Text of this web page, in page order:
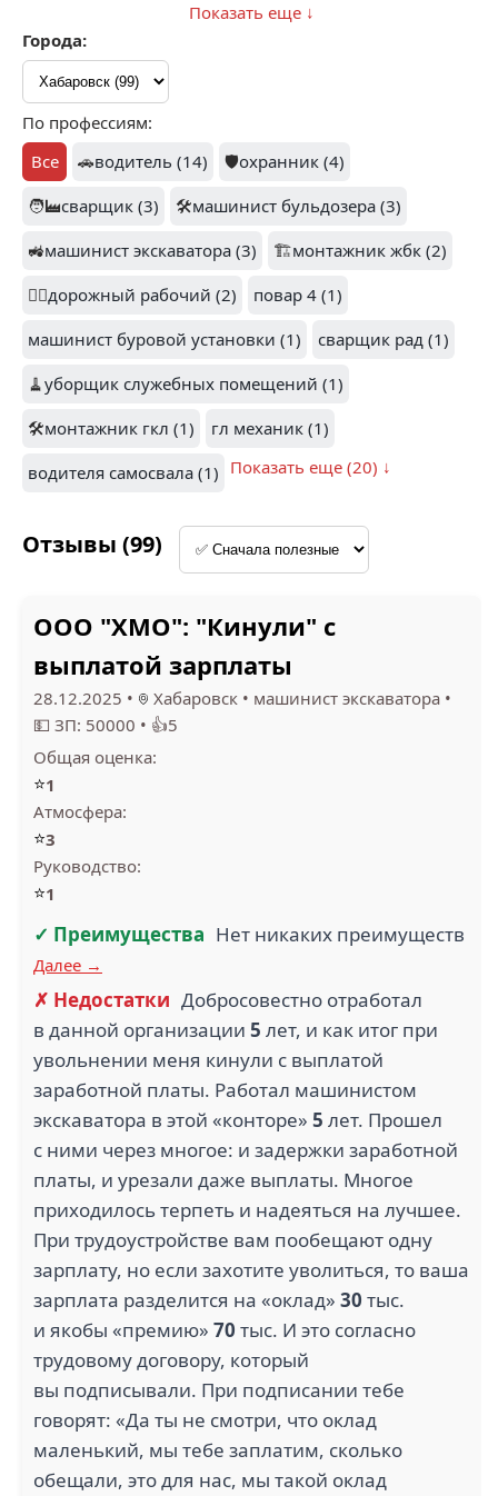
1
СИБТРАК (3)
1
РУСЬ (2)
1
СК ЛИДЕР (2)
ХАКАНДЖИНСКОЕ
5
ЮГРАДОРСТРОЙ
(2)
3
СФЕРА (1)
ГРАНИТ (1)
1
5
ГАЗАРТСТРОЙ (1)
1
ДЕЛКО (1) АКС (1)
Показать еще ↓
Города:
По профессиям:
Все
🚗водитель (14) 🛡️охранник (4)
🧑‍🏭сварщик (3) 🛠️машинист бульдозера (3)
🚜машинист экскаватора (3) 🏗️монтажник жбк (2)
👷‍♂️дорожный рабочий (2)
повар 4 (1)
машинист буровой установки (1)
сварщик рад (1)
🧹уборщик служебных помещений (1)
🛠️монтажник гкл (1)
гл механик (1)
водителя самосвала (1) Показать еще (20) ↓
Отзывы (99)
ООО "ХМО": "Кинули" с
выплатой зарплаты
28.12.2025 • Хабаровск • машинист экскаватора •
💵 ЗП: 50000 • 👍5
Общая оценка:
⭐1
Атмосфера:
⭐3
Руководство:
⭐1
✓ Преимущества Нет никаких преимуществ
Далее →
✗ Недостатки Добросовестно отработал
в данной организации 5 лет, и как итог при
увольнении меня кинули с выплатой
заработной платы. Работал машинистом
экскаватора в этой «конторе» 5 лет. Прошел
с ними через многое: и задержки заработной
платы, и урезали даже выплаты. Многое
приходилось терпеть и надеяться на лучшее.
При трудоустройстве вам пообещают одну
зарплату, но если захотите уволиться, то ваша
зарплата разделится на «оклад» 30 тыс.
и якобы «премию» 70 тыс. И это согласно
трудовому договору, который
вы подписывали. При подписании тебе
говорят: «Да ты не смотри, что оклад
маленький, мы тебе заплатим, сколько
обещали, это для нас, мы такой оклад